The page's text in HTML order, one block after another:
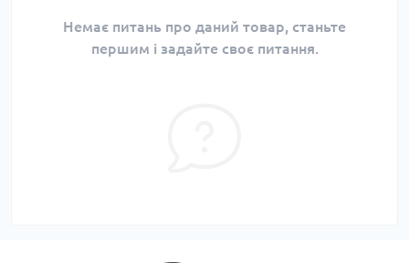
Немає питань про даний товар, станьте
першим і задайте своє питання.